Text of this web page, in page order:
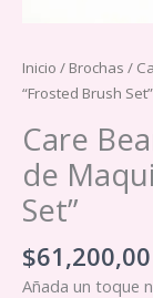
Inicio / Brochas /
“Frosted Brush Set”
Care
de
Set”
$61,200,00
Añada un toque